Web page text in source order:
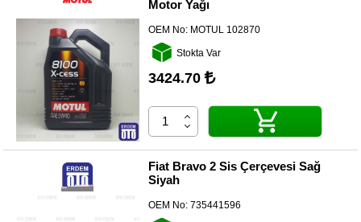
Sanroof
Parçaları
Markalar
Yağları
Motor Yağı
OEM No: MOTUL 102870
Stokta Var
3424.70
Fiat Bravo 2 Sis Çerçevesi Sağ
Siyah
OEM No:735441596